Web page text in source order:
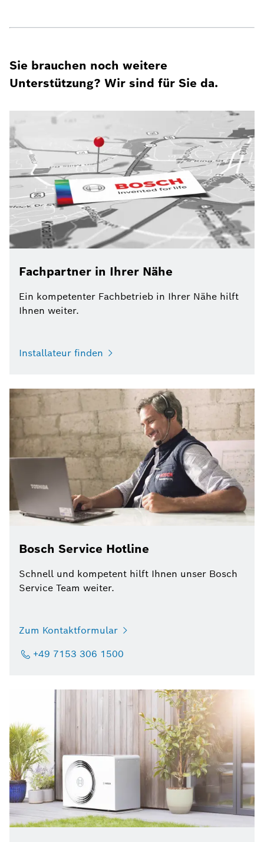
Sie brauchen noch weitere
Unterstützung? Wir sind für Sie da.
Fachpartner in Ihrer Nähe
Ein kompetenter Fachbetrieb in Ihrer Nähe hilft
Ihnen weiter.
Installateur finden
Bosch Service Hotline
Schnell und kompetent hilft Ihnen unser Bosch
Service Team weiter.
Zum Kontaktformular
+49 7153 306 1500